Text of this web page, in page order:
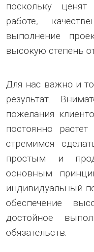
поскольку
работе,
выполнение
высокую степень
Для нас важно и
результат.
пожелания
постоянно
стремимся
простым и
основным
индивидуальный
обеспечение
достойное
обязательств.